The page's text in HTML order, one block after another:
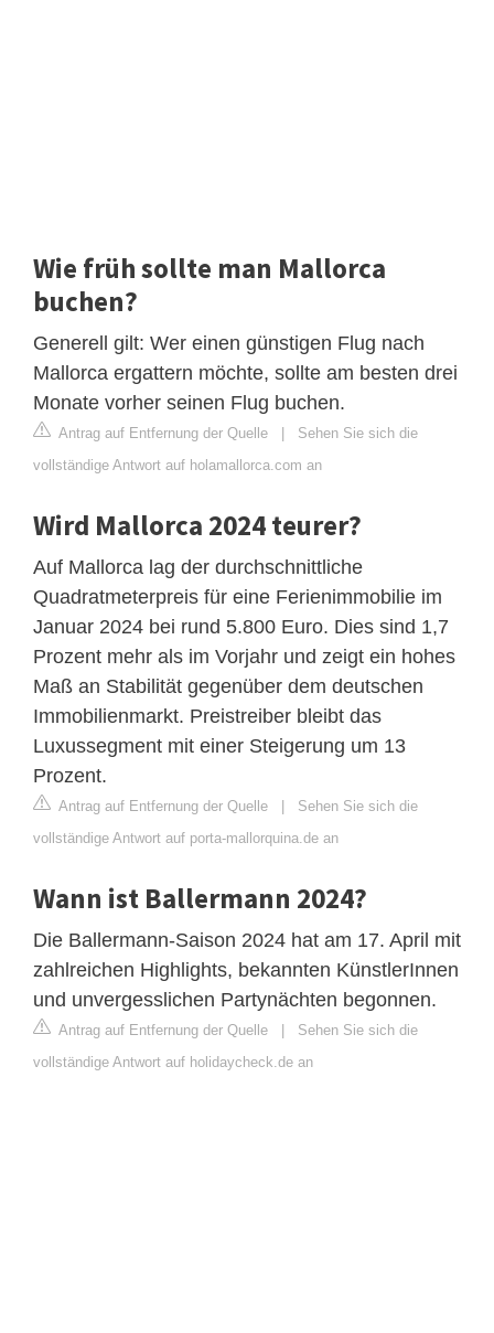
Wie früh sollte man Mallorca
buchen?
Generell gilt: Wer einen günstigen Flug nach
Mallorca ergattern möchte, sollte am besten drei
Monate vorher seinen Flug buchen.
Antrag auf Entfernung der Quelle | Sehen Sie sich die
vollständige Antwort auf holamallorca.com an
Wird Mallorca 2024 teurer?
Auf Mallorca lag der durchschnittliche
Quadratmeterpreis für eine Ferienimmobilie im
Januar 2024 bei rund 5.800 Euro. Dies sind 1,7
Prozent mehr als im Vorjahr und zeigt ein hohes
Maß an Stabilität gegenüber dem deutschen
Immobilienmarkt. Preistreiber bleibt das
Luxussegment mit einer Steigerung um 13
Prozent.
Antrag auf Entfernung der Quelle | Sehen Sie sich die
vollständige Antwort auf porta-mallorquina.de an
Wann ist Ballermann 2024?
Die Ballermann-Saison 2024 hat am 17. April mit
zahlreichen Highlights, bekannten KünstlerInnen
und unvergesslichen Partynächten begonnen.
Antrag auf Entfernung der Quelle | Sehen Sie sich die
vollständige Antwort auf holidaycheck.de an